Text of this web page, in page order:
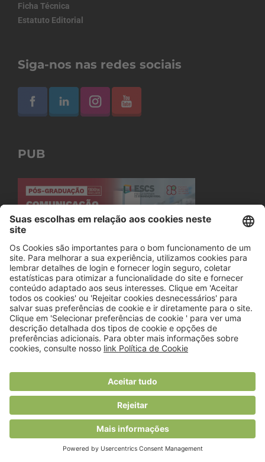
Ficha Técnica
Estatuto Editorial
Siga-nos nas redes sociais
PUB
© 2018 Viver Saudável
O portal dos profissionais de nutrição
Created byRHP Consulting